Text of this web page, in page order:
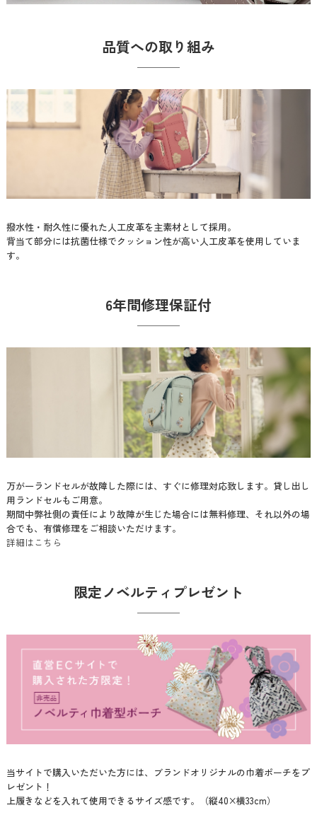
品質への取り組み
撥水性・耐久性に優れた人工皮革を主素材として採用。
背当て部分には抗菌仕様でクッション性が高い人工皮革を使用していま
す。
6年間修理保証付
万が一ランドセルが故障した際には、すぐに修理対応致します。貸し出し
用ランドセルもご用意。
期間中弊社側の責任により故障が生じた場合には無料修理、それ以外の場
合でも、有償修理をご相談いただけます。
詳細はこちら
限定ノベルティプレゼント
当サイトで購入いただいた方には、ブランドオリジナルの巾着ポーチをプ
レゼント！
上履きなどを入れて使用できるサイズ感です。（縦40×横33cm）